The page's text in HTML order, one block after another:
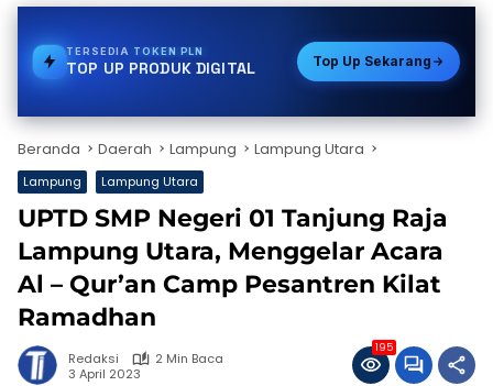
TERSEDIA STREAMING
TOP UP PRODUK DIGITAL Top Up Sekarang
Beranda Daerah Lampung Lampung Utara
Lampung Lampung Utara
UPTD SMP Negeri 01 Tanjung Raja
Lampung Utara, Menggelar Acara
Al – Qur’an Camp Pesantren Kilat
Ramadhan
Redaksi
2 Min Baca
3 April 2023
195